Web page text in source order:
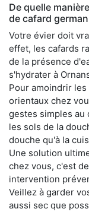
De quelle
de cafard
Votre évier doit
effet, les cafards
de la présence
s'hydrater à
Pour amoindrir
orientaux chez
gestes simples au
les sols de la
douche qu'à la
Une solution
chez vous, c'est
intervention
Veillez à garder
aussi sec que